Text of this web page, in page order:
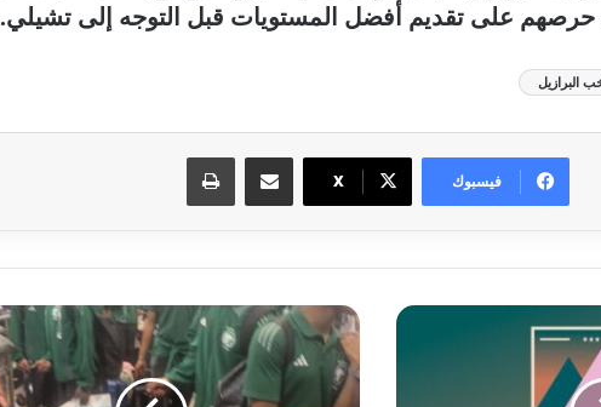
حرصهم على تقديم أفضل المستويات قبل التوجه إلى تشيلي.
البرازيل
فيسبوك X
مشاركة عبر البريد طباعة